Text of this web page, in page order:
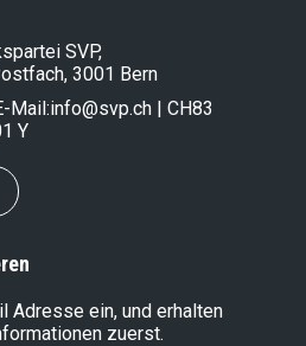
SVP,
3001 Bern
Mail:info@svp.ch | CH83
Y
Adresse ein, und erhalten
zuerst.